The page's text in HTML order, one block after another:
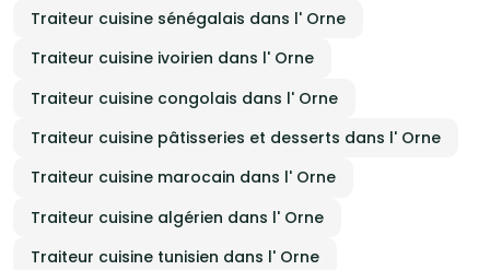
Traiteur cuisine sénégalais dans l' Orne
Traiteur cuisine ivoirien dans l' Orne
Traiteur cuisine congolais dans l' Orne
Traiteur cuisine pâtisseries et desserts dans l' Orne
Traiteur cuisine marocain dans l' Orne
Traiteur cuisine algérien dans l' Orne
Traiteur cuisine tunisien dans l' Orne